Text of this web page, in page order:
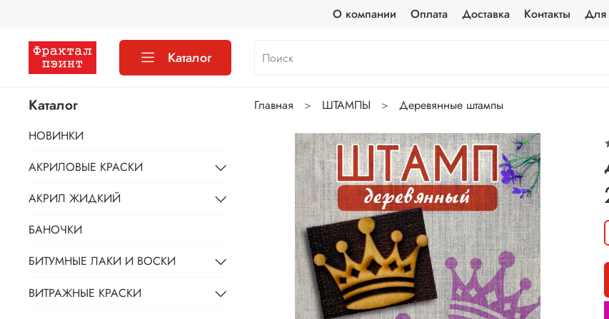
О компании Оплата Доставка Контакты Для
Каталог
Главная ШТАМПЫ Деревянные штампы
Каталог
НОВИНКИ
АКРИЛОВЫЕ КРАСКИ
АКРИЛ ЖИДКИЙ
БАНОЧКИ
БИТУМНЫЕ ЛАКИ И ВОСКИ
ВИТРАЖНЫЕ КРАСКИ